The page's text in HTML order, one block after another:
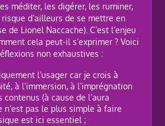
méditer, les digérer, les ruminer,
d’ailleurs de se mettre en
de Lionel Naccache). C’est l’enjeu
cela peut-il s’exprimer ? Voici
non exhaustives :
l’usager car je crois à
à l’immersion, à l’imprégnation
(à cause de l’aura
n’est pas le plus simple à faire
est ici essentiel ;